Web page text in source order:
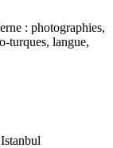
: photographies,
turques, langue,